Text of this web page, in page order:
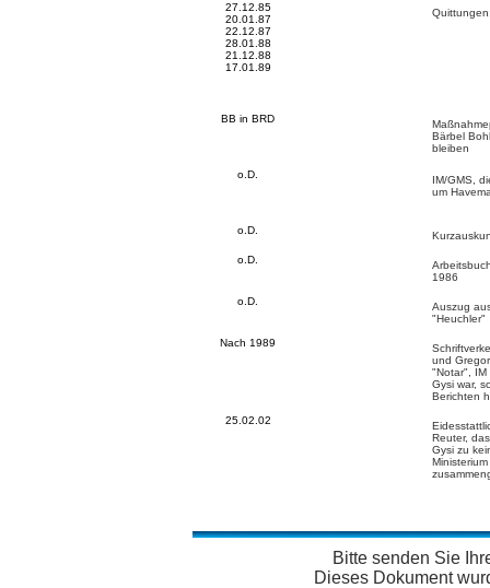
27.12.85
20.01.87
22.12.87
28.01.88
21.12.88
17.01.89
BB in BRD
Bärbel
bleiben
o.D.
IM/GMS,
um
o.D.
o.D.
1986
o.D.
Auszug
"Heuchler"
Nach 1989
und
"Notar",
Gysi war,
Berichten
25.02.02
Reuter,
Gysi zu
Bitte senden Sie
Dieses Dokument